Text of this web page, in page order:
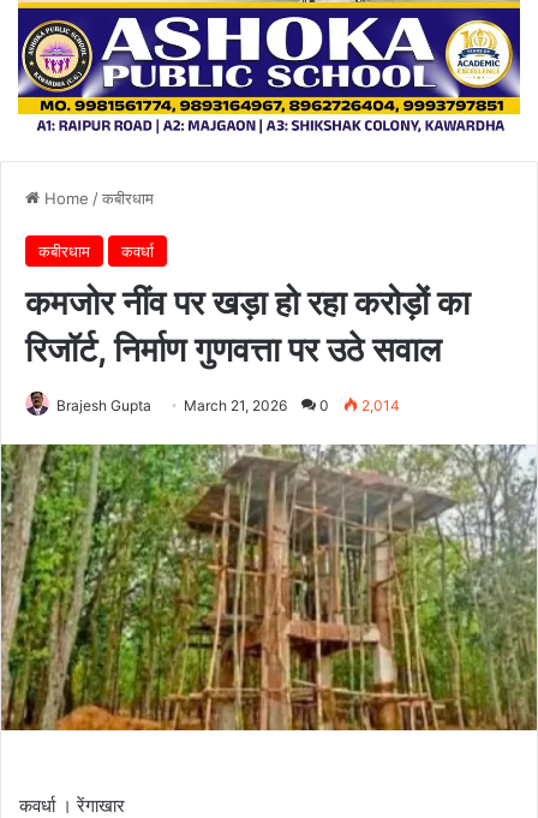
Home /कबीरधाम
कबीरधाम कवर्धा
कमजोर नींव पर खड़ा हो रहा करोड़ों का
रिजॉर्ट, निर्माण गुणवत्ता पर उठे सवाल
Brajesh Gupta March 21, 2026 0 2,014
कवर्धा । रेंगाखार